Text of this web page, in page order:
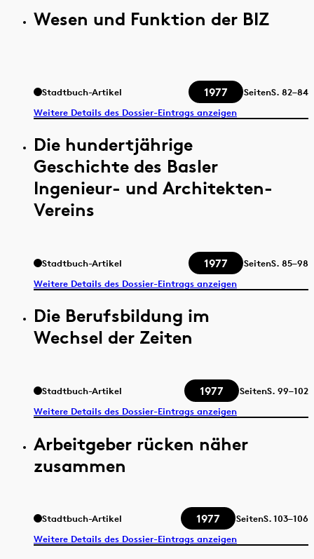
Wesen und Funktion der BIZ
Stadtbuch-Artikel 1977 SeitenS. 82–84
Weitere Details des Dossier-Eintrags anzeigen
Die hundertjährige
Geschichte des Basler
Ingenieur- und Architekten-
Vereins
Stadtbuch-Artikel 1977 SeitenS. 85–98
Weitere Details des Dossier-Eintrags anzeigen
Die Berufsbildung im
Wechsel der Zeiten
Stadtbuch-Artikel 1977 SeitenS. 99–102
Weitere Details des Dossier-Eintrags anzeigen
Arbeitgeber rücken näher
zusammen
Stadtbuch-Artikel 1977 SeitenS.103–106
Weitere Details des Dossier-Eintrags anzeigen